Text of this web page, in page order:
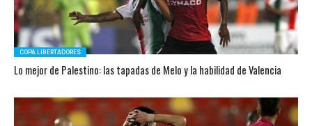
COPA LIBERTADORES
Lo mejor de Palestino: las tapadas de Melo y la habilidad de Valencia